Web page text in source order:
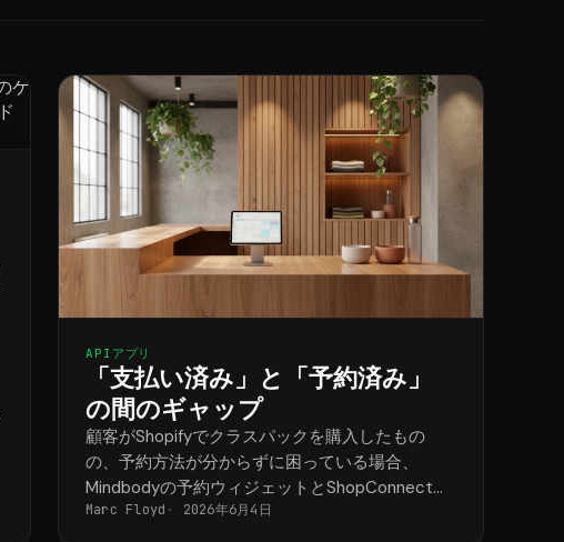
APIアプリ
「支払い済み」と「予約済み」
の間のギャップ
顧客がShopifyでクラスパックを購入したもの
の、予約方法が分からずに困っている場合、
Mindbodyの予約ウィジェットとShopConnectを
使えば、その問題を解決できます。
Marc Floyd 2026年6月4日